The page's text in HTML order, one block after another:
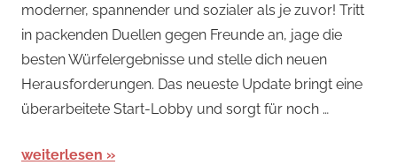
Arcade-
Spiele,
News
moderner, spannender und sozialer als je zuvor! Tritt
in packenden Duellen gegen Freunde an, jage die
besten Würfelergebnisse und stelle dich neuen
Herausforderungen. Das neueste Update bringt eine
überarbeitete Start-Lobby und sorgt für noch …
weiterlesen